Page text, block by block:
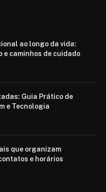
ao longo da vida:
e caminhos de cuidado
Guia Prático de
e Tecnologia
que organizam
e horários